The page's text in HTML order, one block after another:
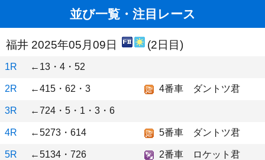
並び一覧・注目レース
福井 2025年05月09日 (2日目)
1R ←13・4・52
2R ←415・62・3 4番車 ダントツ君
3R ←724・5・1・3・6
4R ←5273・614 5番車 ダントツ君
5R ←5134・726 2番車 ロケット君